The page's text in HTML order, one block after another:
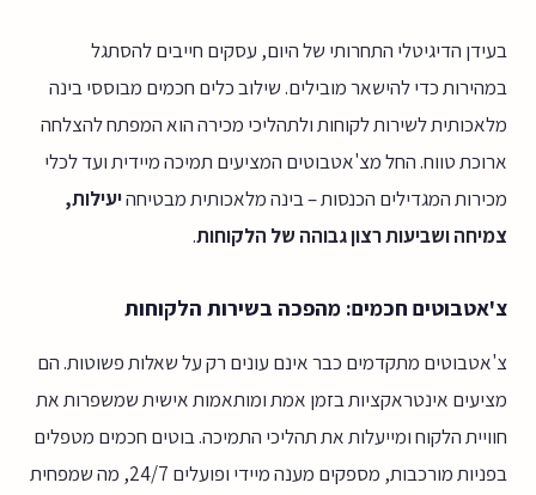
בעידן הדיגיטלי התחרותי של היום, עסקים חייבים להסתגל
במהירות כדי להישאר מובילים. שילוב כלים חכמים מבוססי בינה
מלאכותית לשירות לקוחות ולתהליכי מכירה הוא המפתח להצלחה
ארוכת טווח. החל מצ'אטבוטים המציעים תמיכה מיידית ועד לכלי
מכירות המגדילים הכנסות – בינה מלאכותית מבטיחהיעילות,
צמיחה ושביעות רצון גבוהה של הלקוחות.
צ'אטבוטים חכמים: מהפכה בשירות הלקוחות
צ'אטבוטים מתקדמים כבר אינם עונים רק על שאלות פשוטות. הם
מציעים אינטראקציות בזמן אמת ומותאמות אישית שמשפרות את
חוויית הלקוח ומייעלות את תהליכי התמיכה. בוטים חכמים מטפלים
בפניות מורכבות, מספקים מענה מיידי ופועלים 24/7, מה שמפחית